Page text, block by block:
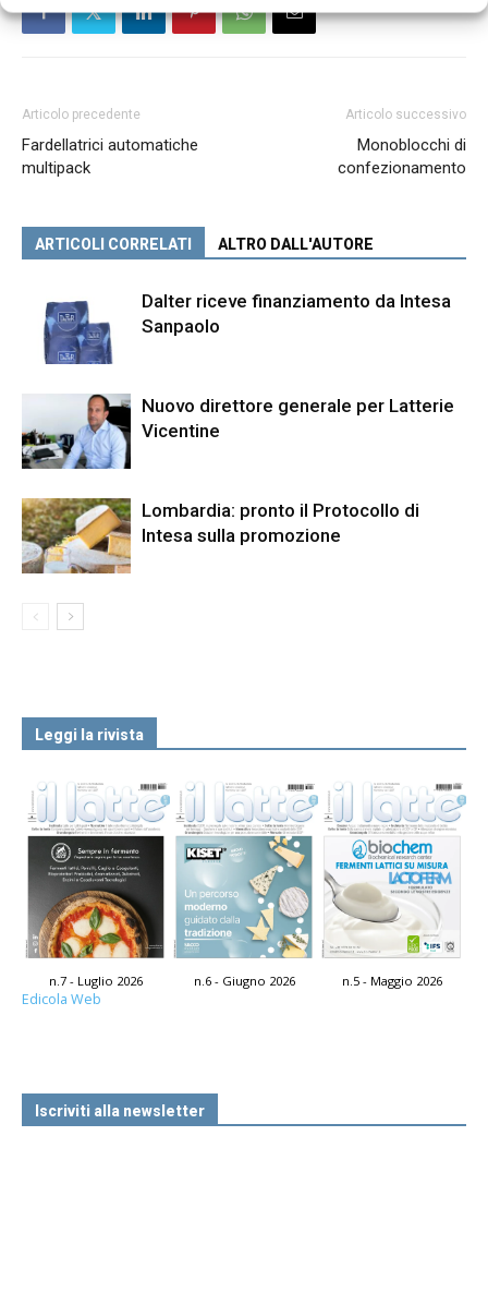
Articolo precedente
Fardellatrici automatiche
multipack
Articolo successivo
Monoblocchi di
confezionamento
ARTICOLI CORRELATI ALTRO DALL'AUTORE
Dalter riceve finanziamento da Intesa
Sanpaolo
Nuovo direttore generale per Latterie
Vicentine
Lombardia: pronto il Protocollo di
Intesa sulla promozione
Leggi la rivista
n.7 - Luglio 2026 n.6 - Giugno 2026 n.5 - Maggio 2026
Edicola Web
Iscriviti alla newsletter